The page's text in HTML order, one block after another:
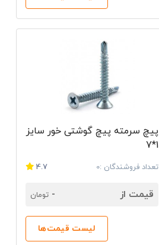
پیچ سرمته پیچ گوشتی خور سایز
1*7
تعداد فروشندگان :0 4.7
قیمت از - تومان
لیست قیمت‌ها